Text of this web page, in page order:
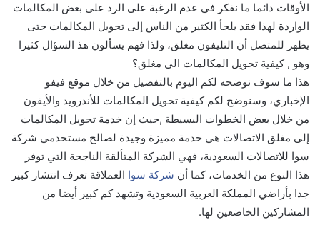
الأوقات دائما ما نفكر في عدم الرغبة على الرد على بعض المكالمات
الواردة لهذا فقد يلجأ الكثير من الناس إلى تحويل المكالمات حتى
يظهر للمتصل أن التليفون مغلق، ولذا فهم يسألون هذ السؤال كثيرا
وهو , كيفية تحويل المكالمات الى مغلق؟
هذا ما سوف نوضحه لكم اليوم بالتفصيل من خلال موقع فيفو
الإخباري، وسنوضح لكم كيفية تحويل المكالمات للأندرويد والأيفون
من خلال بعض الخطوات البسيطة ,حيث إن خدمة تحويل المكالمات
إلى مغلق الاتصالات هي خدمة مميزة وجيدة لصالح مستخدمي شركة
سوا للاتصالات السعودية، فهي الشركة المتألقة الناجحة التي توفر
هذا النوع من الخدمات، كما أن شركة سوا العملاقة تعرف انتشار كبير
جدا بأراضي المملكة العربية السعودية وتشهد كم كبير أيضا من
المشاركين الخاضعين لها.